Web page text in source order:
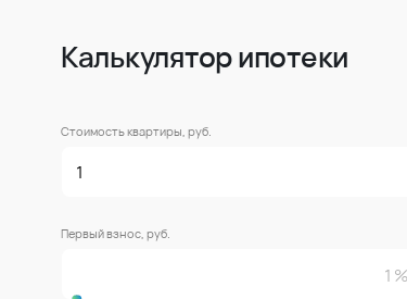
Калькулятор ипотеки
Стоимость квартиры, руб.
Первый взнос, руб.